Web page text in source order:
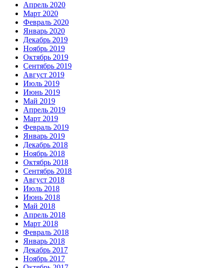
Апрель 2020
Март 2020
Февраль 2020
Январь 2020
Декабрь 2019
Ноябрь 2019
Октябрь 2019
Сентябрь 2019
Август 2019
Июль 2019
Июнь 2019
Май 2019
Апрель 2019
Март 2019
Февраль 2019
Январь 2019
Декабрь 2018
Ноябрь 2018
Октябрь 2018
Сентябрь 2018
Август 2018
Июль 2018
Июнь 2018
Май 2018
Апрель 2018
Март 2018
Февраль 2018
Январь 2018
Декабрь 2017
Ноябрь 2017